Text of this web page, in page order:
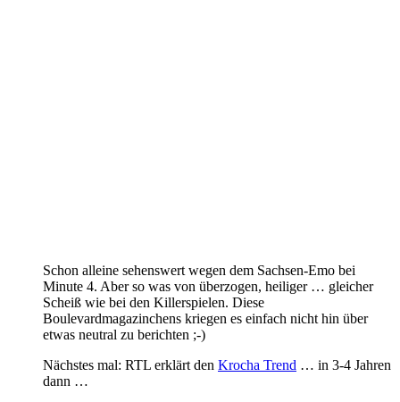
Schon alleine sehenswert wegen dem Sachsen-Emo bei
Minute 4. Aber so was von überzogen, heiliger … gleicher
Scheiß wie bei den Killerspielen. Diese
Boulevardmagazinchens kriegen es einfach nicht hin über
etwas neutral zu berichten ;-)
Nächstes mal: RTL erklärt den Krocha Trend … in 3-4 Jahren
dann …